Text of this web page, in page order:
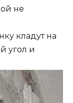
не
кладут на
угол и